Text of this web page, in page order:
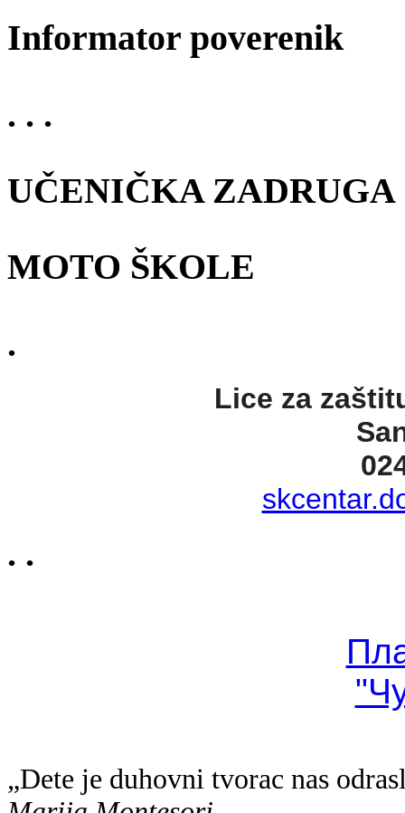
Informator poverenik
. . .
UČENIČKA ZADRUGA
MOTO ŠKOLE
.
Lice za
. .
„Dete je duhovni tvorac nas